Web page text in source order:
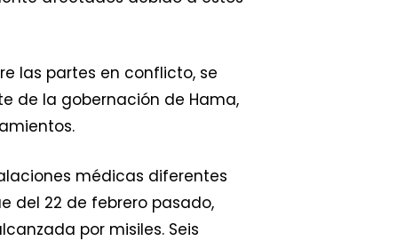
las partes en conflicto, se
de la gobernación de Hama,
médicas diferentes
del 22 de febrero pasado,
por misiles. Seis